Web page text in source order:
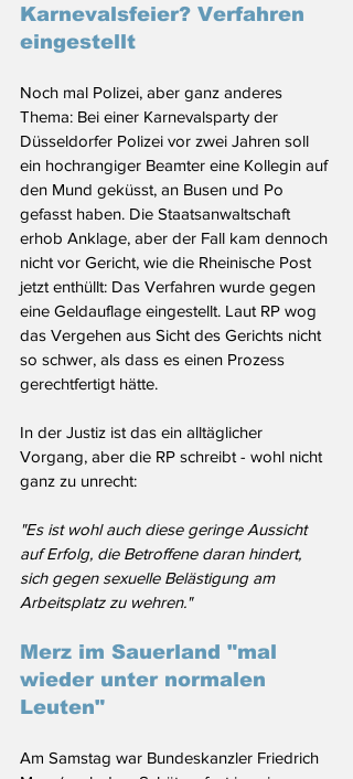
Karnevalsfeier? Verfahren
eingestellt
Noch mal Polizei, aber ganz anderes
Thema: Bei einer Karnevalsparty der
Düsseldorfer Polizei vor zwei Jahren soll
ein hochrangiger Beamter eine Kollegin auf
den Mund geküsst, an Busen und Po
gefasst haben. Die Staatsanwaltschaft
erhob Anklage, aber der Fall kam dennoch
nicht vor Gericht, wie die Rheinische Post
jetzt enthüllt: Das Verfahren wurde gegen
eine Geldauflage eingestellt. Laut RP wog
das Vergehen aus Sicht des Gerichts nicht
so schwer, als dass es einen Prozess
gerechtfertigt hätte.
In der Justiz ist das ein alltäglicher
Vorgang, aber die RP schreibt - wohl nicht
ganz zu unrecht:
"Es ist wohl auch diese geringe Aussicht
auf Erfolg, die Betroffene daran hindert,
sich gegen sexuelle Belästigung am
Arbeitsplatz zu wehren."
Merz im Sauerland "mal
wieder unter normalen
Leuten"
Am Samstag war Bundeskanzler Friedrich